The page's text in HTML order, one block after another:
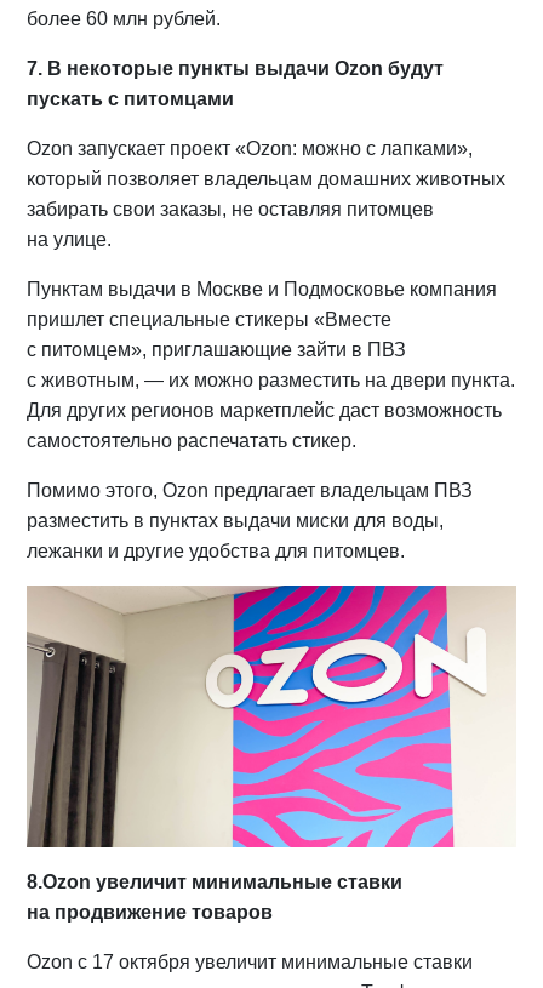
более 60 млн рублей.
7. В некоторые пункты выдачи Ozon будут
пускать с питомцами
Ozon запускает проект «Ozon: можно с лапками»,
который позволяет владельцам домашних животных
забирать свои заказы, не оставляя питомцев
на улице.
Пунктам выдачи в Москве и Подмосковье компания
пришлет специальные стикеры «Вместе
с питомцем», приглашающие зайти в ПВЗ
с животным, — их можно разместить на двери пункта.
Для других регионов маркетплейс даст возможность
самостоятельно распечатать стикер.
Помимо этого, Ozon предлагает владельцам ПВЗ
разместить в пунктах выдачи миски для воды,
лежанки и другие удобства для питомцев.
8.Ozon увеличит минимальные ставки
на продвижение товаров
Ozon с 17 октября увеличит минимальные ставки